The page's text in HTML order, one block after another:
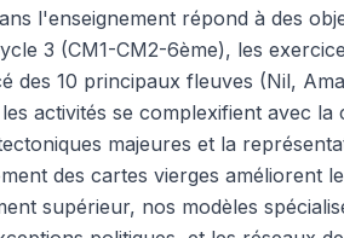
l'enseignement répond à des
3 (CM1-CM2-6ème), les
des 10 principaux fleuves (Nil,
activités se complexifient avec
majeures et la
des cartes vierges améliorent
supérieur, nos modèles